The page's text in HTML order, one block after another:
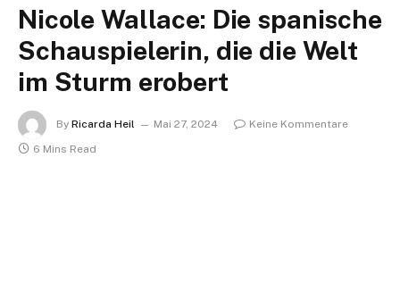
Nicole Wallace: Die spanische
Schauspielerin, die die Welt
im Sturm erobert
By Ricarda Heil Mai 27, 2024
Keine Kommentare
6 Mins Read